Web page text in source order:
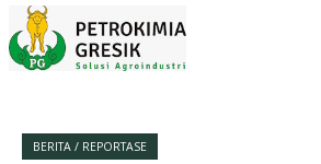
BERITA / REPORTASE